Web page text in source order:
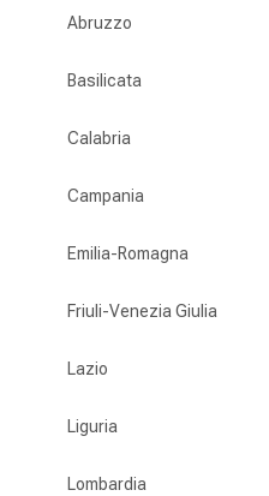
Abruzzo
Basilicata
Calabria
Campania
Emilia-Romagna
Friuli-Venezia Giulia
Lazio
Liguria
Lombardia